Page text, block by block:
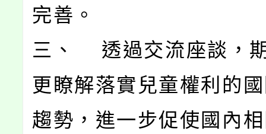
完善。
三、 透過交流座談，
更瞭解落實兒童權利的
趨勢，進一步促使國內